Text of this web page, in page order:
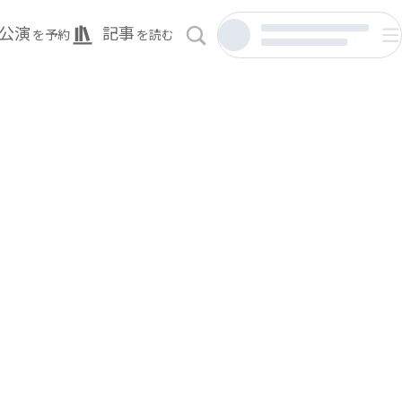
公演 を予約 記事 を読む